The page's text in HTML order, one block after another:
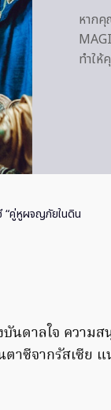
หากคุ
ทำใ
“คู่หูผจญภัยในดิน
ดาลใจ ความสนุ
ซีจากรัสเซีย แ